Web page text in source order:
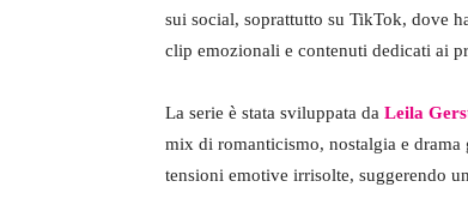
sui social, soprattutto su TikTok, dove
clip emozionali e contenuti dedicati ai
La serie è stata sviluppata da Leila
mix di romanticismo, nostalgia e
tensioni emotive irrisolte, suggerendo